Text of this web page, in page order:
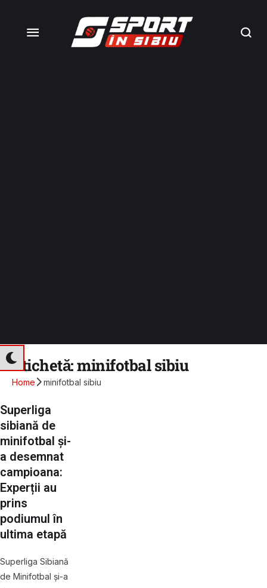
Etichetă:minifotbal sibiu
Home minifotbal sibiu
Superliga
sibiană de
minifotbal și-
a desemnat
campioana:
Experții au
prins
podiumul în
ultima etapă
Superliga Sibiană
de Minifotbal și-a